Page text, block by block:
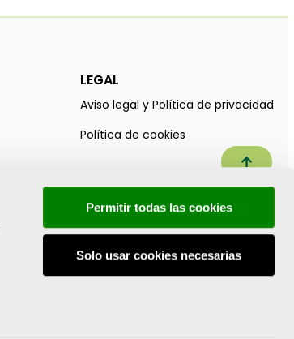
Permitir todas las cookies
Solo usar cookies necesarias
Subir
LEGAL
Aviso legal y Política de privacidad
Política de cookies